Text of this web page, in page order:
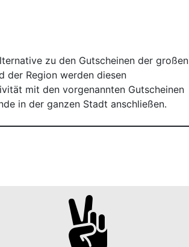
zu den Gutscheinen der großen
der Region werden diesen
mit den vorgenannten Gutscheinen
in der ganzen Stadt anschließen.